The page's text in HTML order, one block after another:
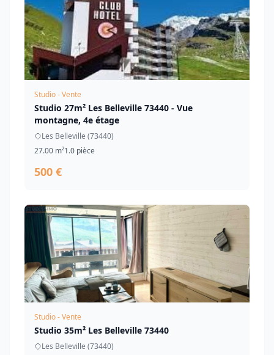
Studio - Vente
Studio 27m² Les Belleville 73440 - Vue
montagne, 4e étage
Les Belleville (73440)
27.00 m²1.0 pièce
500 €
Studio - Vente
Studio 35m² Les Belleville 73440
Les Belleville (73440)